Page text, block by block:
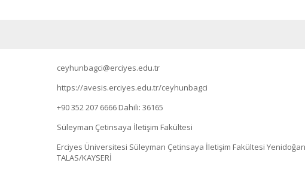
ceyhunbagci@erciyes.edu.tr
https://avesis.erciyes.edu.tr/ceyhunbagci
+90 352 207 6666 Dahili: 36165
Süleyman Çetinsaya İletişim Fakültesi
Erciyes Üniversitesi Süleyman Çetinsaya İletişim Fakültesi
TALAS/KAYSERİ